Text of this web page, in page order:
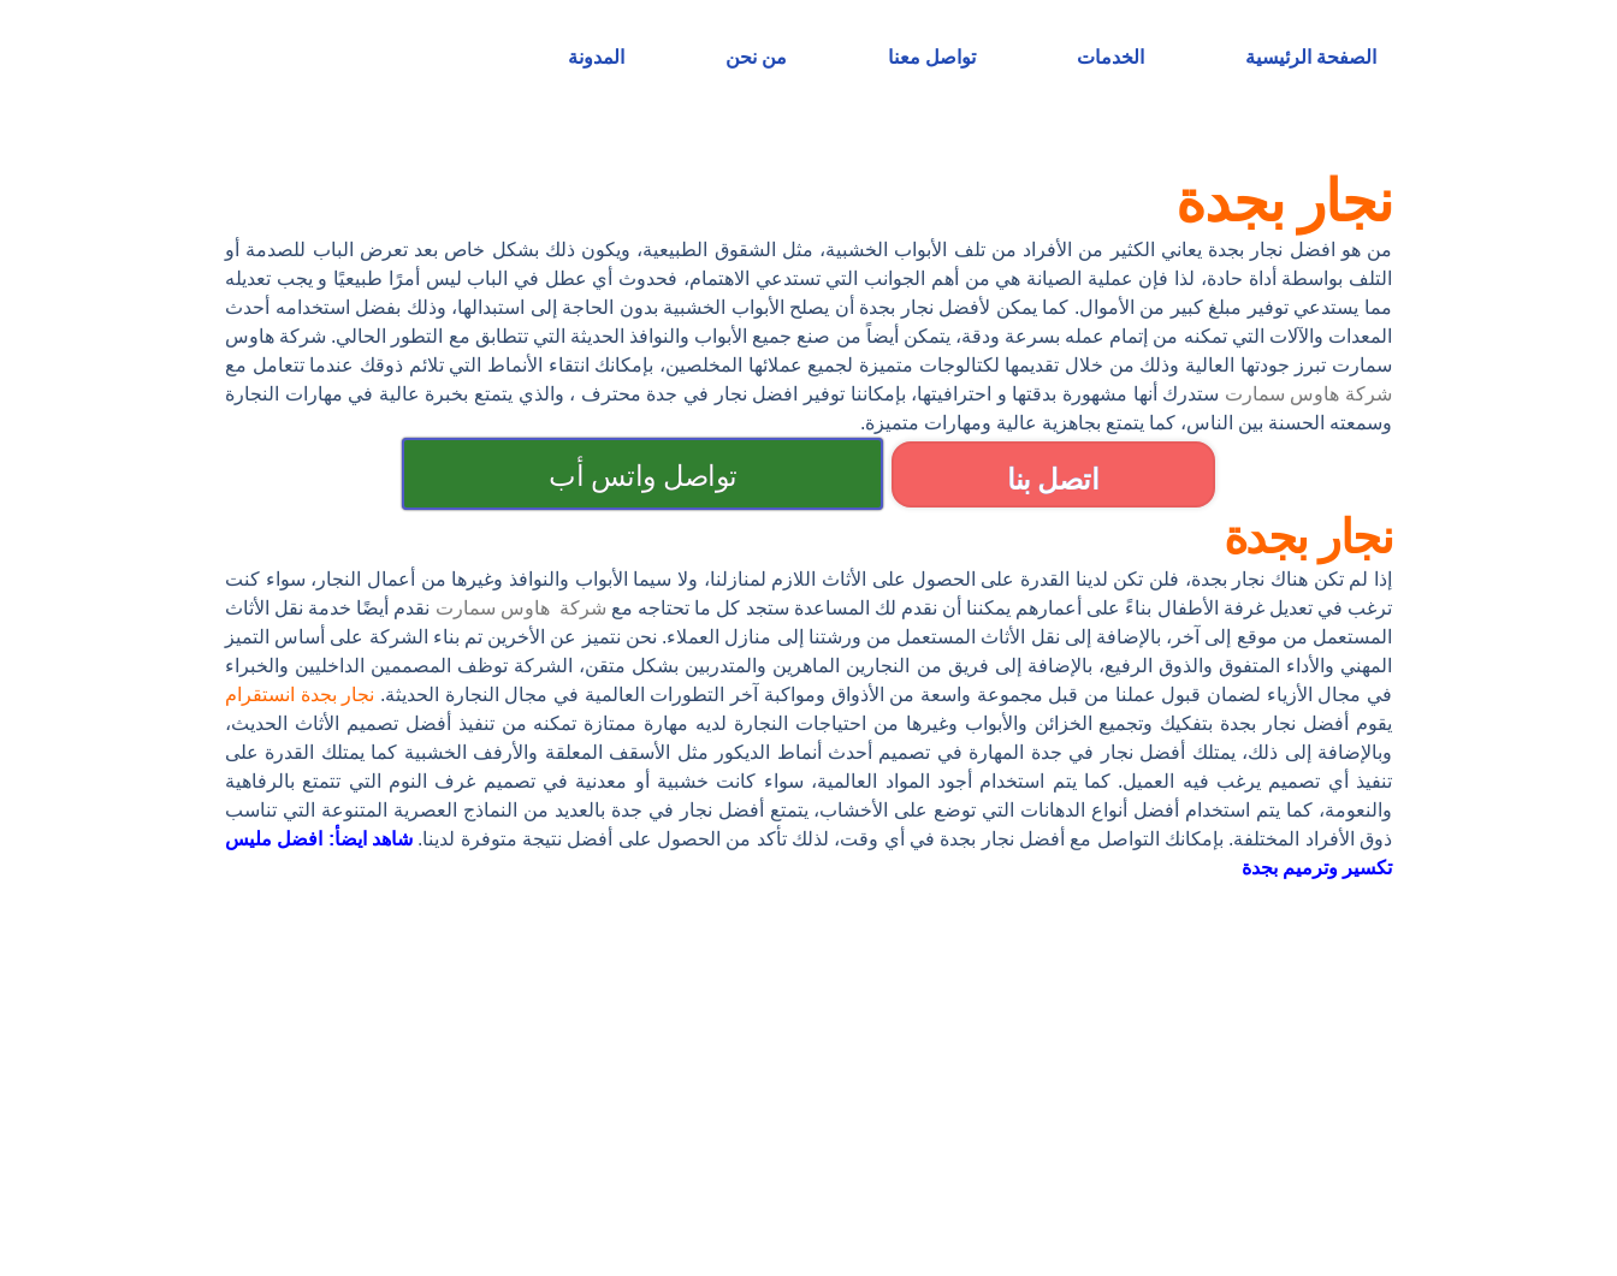
الصفحة الرئيسية الخدمات تواصل معنا من نحن المدونة
نجار بجدة
من هو افضل نجار بجدة يعاني الكثير من الأفراد من تلف الأبواب الخشبية، مثل الشقوق الطبيعية، ويكون ذلك بشكل خاص بعد تعرض الباب للصدمة أو
التلف بواسطة أداة حادة، لذا فإن عملية الصيانة هي من أهم الجوانب التي تستدعي الاهتمام، فحدوث أي عطل في الباب ليس أمرًا طبيعيًا و يجب تعديله
مما يستدعي توفير مبلغ كبير من الأموال. كما يمكن لأفضل نجار بجدة أن يصلح الأبواب الخشبية بدون الحاجة إلى استبدالها، وذلك بفضل استخدامه أحدث
المعدات والآلات التي تمكنه من إتمام عمله بسرعة ودقة، يتمكن أيضاً من صنع جميع الأبواب والنوافذ الحديثة التي تتطابق مع التطور الحالي. شركة هاوس
سمارت تبرز جودتها العالية وذلك من خلال تقديمها لكتالوجات متميزة لجميع عملائها المخلصين، بإمكانك انتقاء الأنماط التي تلائم ذوقك عندما تتعامل مع
شركة هاوس سمارت ستدرك أنها مشهورة بدقتها و احترافيتها، بإمكاننا توفير افضل نجار في جدة محترف ، والذي يتمتع بخبرة عالية في مهارات النجارة
وسمعته الحسنة بين الناس، كما يتمتع بجاهزية عالية ومهارات متميزة.
اتصل بنا تواصل واتس أب
نجار بجدة
إذا لم تكن هناك نجار بجدة، فلن تكن لدينا القدرة على الحصول على الأثاث اللازم لمنازلنا، ولا سيما الأبواب والنوافذ وغيرها من أعمال النجار، سواء كنت
ترغب في تعديل غرفة الأطفال بناءً على أعمارهم يمكننا أن نقدم لك المساعدة ستجد كل ما تحتاجه مع شركة هاوس سمارت نقدم أيضًا خدمة نقل الأثاث
المستعمل من موقع إلى آخر، بالإضافة إلى نقل الأثاث المستعمل من ورشتنا إلى منازل العملاء. نحن نتميز عن الأخرين تم بناء الشركة على أساس التميز
المهني والأداء المتفوق والذوق الرفيع، بالإضافة إلى فريق من النجارين الماهرين والمتدربين بشكل متقن، الشركة توظف المصممين الداخليين والخبراء
في مجال الأزياء لضمان قبول عملنا من قبل مجموعة واسعة من الأذواق ومواكبة آخر التطورات العالمية في مجال النجارة الحديثة. نجار بجدة انستقرام
يقوم أفضل نجار بجدة بتفكيك وتجميع الخزائن والأبواب وغيرها من احتياجات النجارة لديه مهارة ممتازة تمكنه من تنفيذ أفضل تصميم الأثاث الحديث،
وبالإضافة إلى ذلك، يمتلك أفضل نجار في جدة المهارة في تصميم أحدث أنماط الديكور مثل الأسقف المعلقة والأرفف الخشبية كما يمتلك القدرة على
تنفيذ أي تصميم يرغب فيه العميل. كما يتم استخدام أجود المواد العالمية، سواء كانت خشبية أو معدنية في تصميم غرف النوم التي تتمتع بالرفاهية
والنعومة، كما يتم استخدام أفضل أنواع الدهانات التي توضع على الأخشاب، يتمتع أفضل نجار في جدة بالعديد من النماذج العصرية المتنوعة التي تناسب
ذوق الأفراد المختلفة. بإمكانك التواصل مع أفضل نجار بجدة في أي وقت، لذلك تأكد من الحصول على أفضل نتيجة متوفرة لدينا. شاهد ايضأ: افضل مليس
تكسير وترميم بجدة